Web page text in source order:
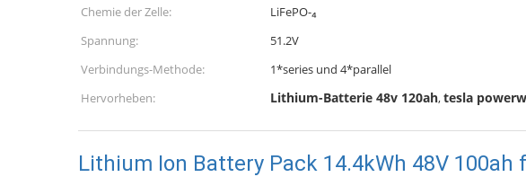
Chemie der Zelle: LiFePO-₄
Spannung:
51.2V
Verbindungs-Methode:
1*series und 4*parallel
Hervorheben:
Lithium-Batterie 48v 120ah,tesla
Lithium Ion Battery Pack 14.4kWh 48V